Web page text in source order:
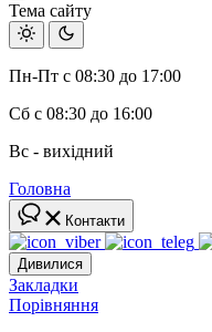
Тема сайту
Пн-Пт с 08:30 до 17:00
Сб с 08:30 до 16:00
Вс - вихідний
Головна
Контакти
Дивилися
Закладки
Порівняння